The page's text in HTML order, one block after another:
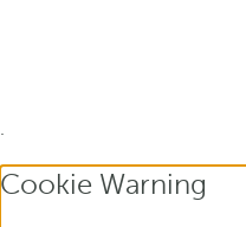
.
Cookie Warning